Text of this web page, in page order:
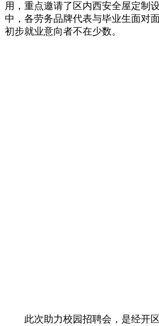
用，重点邀请了区内西安全屋定制
中，各劳务品牌代表与毕业生面对
初步就业意向者不在少数。
此次助力校园招聘会，是经开区